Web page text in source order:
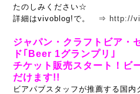
たのしみください☆
詳細はvivoblog!で。 ⇒ http://
ジャパン・クラフトビア・
ド｢Beer 1グランプリ｣
チケット販売スタート！ビ
だけます!!
ビアパブスタッフが推薦する国